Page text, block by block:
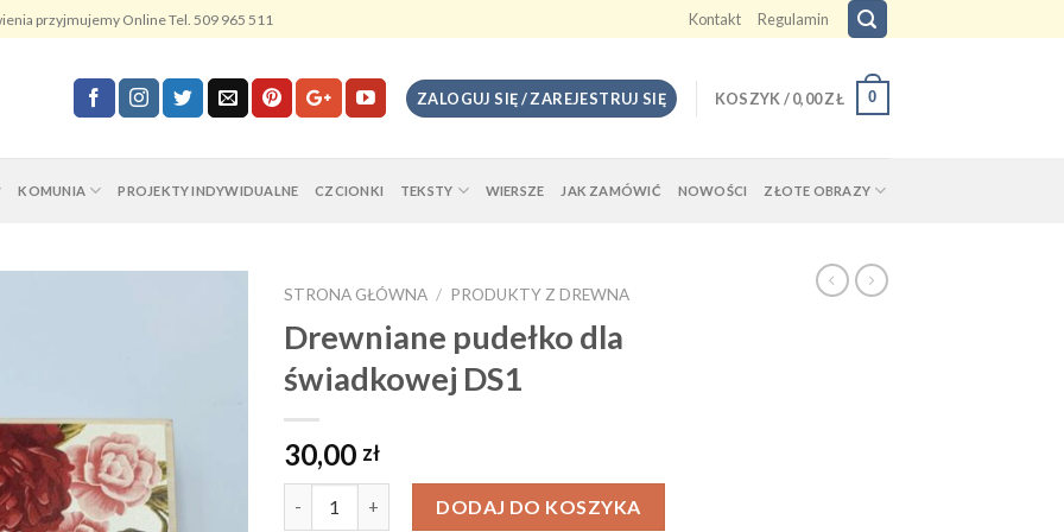
przyjmujemy Online Tel. 509 965 511 Kontakt Regulamin
ZALOGUJ SIĘ / ZAREJESTRUJ SIĘ KOSZYK /0,00ZŁ 0
KOMUNIA PROJEKTY INDYWIDUALNE CZCIONKI TEKSTY WIERSZE JAK ZAMÓWIĆ NOWOŚCI ZŁOTE OBRAZY
STRONA GŁÓWNA / PRODUKTY Z DREWNA
Drewniane pudełko dla
świadkowej DS1
30,00 zł
DODAJ DO KOSZYKA